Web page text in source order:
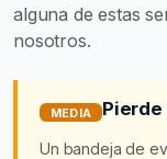
alguna de estas
nosotros.
MEDIA Pierde
Un bandeja de